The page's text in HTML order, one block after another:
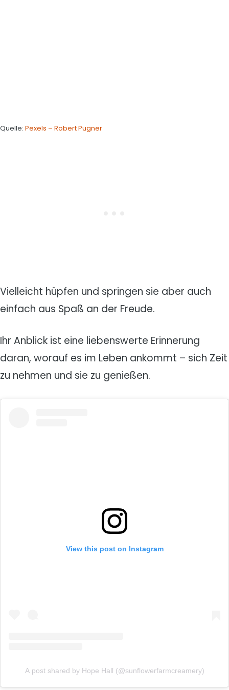
Quelle: Pexels – Robert Pugner
Vielleicht hüpfen und springen sie aber auch
einfach aus Spaß an der Freude.
Ihr Anblick ist eine liebenswerte Erinnerung
daran, worauf es im Leben ankommt – sich Zeit
zu nehmen und sie zu genießen.
View this post on Instagram
A post shared by Hope Hall (@sunflowerfarmcreamery)